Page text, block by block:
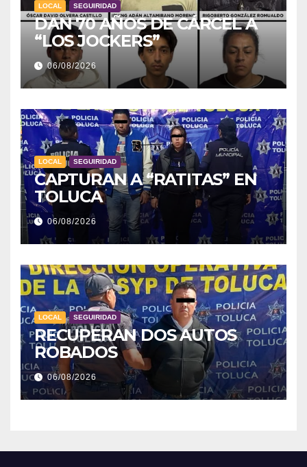
LOCAL SEGUIRIDAD
DAN 70 AÑOS DE CÁRCEL A
“LOS JOCKERS”
06/08/2026
LOCAL SEGUIRIDAD
CAPTURAN A “RATITAS” EN
TOLUCA
06/08/2026
LOCAL SEGUIRIDAD
RECUPERAN DOS AUTOS
ROBADOS
06/08/2026